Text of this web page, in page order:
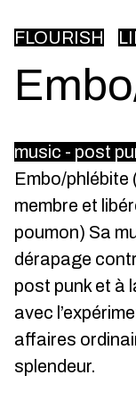
FLOURISH
music - post
Embo/phlébite
membre et
poumon) Sa
dérapage
post punk et à
avec
affaires
splendeur.